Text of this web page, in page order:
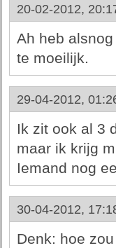
20-02-2012,
Ah heb
te moeilijk.
29-04-2012,
Ik zit ook al 3
maar ik krijg
Iemand nog
30-04-2012,
Denk: hoe